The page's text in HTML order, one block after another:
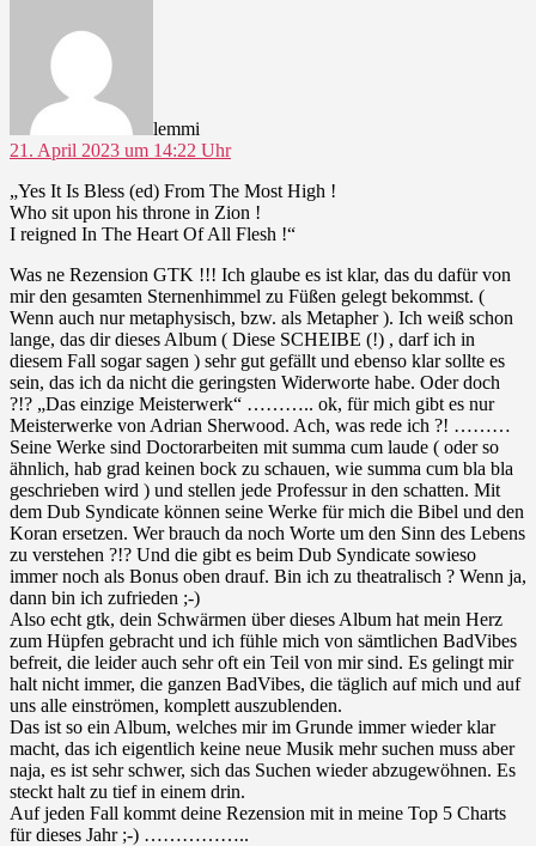
lemmi
21. April 2023 um 14:22 Uhr
„Yes It Is Bless (ed) From The Most High !
Who sit upon his throne in Zion !
I reigned In The Heart Of All Flesh !“
Was ne Rezension GTK !!! Ich glaube es ist klar, das du dafür von
mir den gesamten Sternenhimmel zu Füßen gelegt bekommst. (
Wenn auch nur metaphysisch, bzw. als Metapher ). Ich weiß schon
lange, das dir dieses Album ( Diese SCHEIBE (!) , darf ich in
diesem Fall sogar sagen ) sehr gut gefällt und ebenso klar sollte es
sein, das ich da nicht die geringsten Widerworte habe. Oder doch
?!? „Das einzige Meisterwerk“ ……….. ok, für mich gibt es nur
Meisterwerke von Adrian Sherwood. Ach, was rede ich ?! ………
Seine Werke sind Doctorarbeiten mit summa cum laude ( oder so
ähnlich, hab grad keinen bock zu schauen, wie summa cum bla bla
geschrieben wird ) und stellen jede Professur in den schatten. Mit
dem Dub Syndicate können seine Werke für mich die Bibel und den
Koran ersetzen. Wer brauch da noch Worte um den Sinn des Lebens
zu verstehen ?!? Und die gibt es beim Dub Syndicate sowieso
immer noch als Bonus oben drauf. Bin ich zu theatralisch ? Wenn ja,
dann bin ich zufrieden ;-)
Also echt gtk, dein Schwärmen über dieses Album hat mein Herz
zum Hüpfen gebracht und ich fühle mich von sämtlichen BadVibes
befreit, die leider auch sehr oft ein Teil von mir sind. Es gelingt mir
halt nicht immer, die ganzen BadVibes, die täglich auf mich und auf
uns alle einströmen, komplett auszublenden.
Das ist so ein Album, welches mir im Grunde immer wieder klar
macht, das ich eigentlich keine neue Musik mehr suchen muss aber
naja, es ist sehr schwer, sich das Suchen wieder abzugewöhnen. Es
steckt halt zu tief in einem drin.
Auf jeden Fall kommt deine Rezension mit in meine Top 5 Charts
für dieses Jahr ;-) ……………..